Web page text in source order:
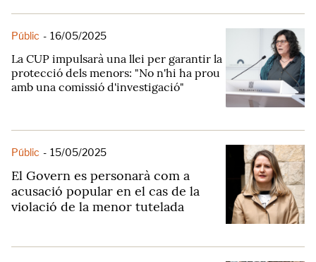
Públic - 16/05/2025
La CUP impulsarà una llei per garantir la
protecció dels menors: "No n'hi ha prou
amb una comissió d'investigació"
Públic - 15/05/2025
El Govern es personarà com a
acusació popular en el cas de la
violació de la menor tutelada